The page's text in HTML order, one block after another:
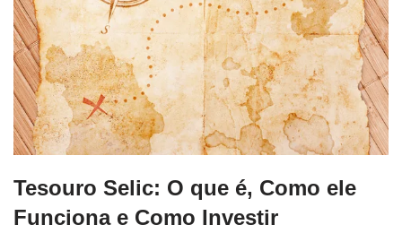
Tesouro Selic: O que é, Como ele
Funciona e Como Investir